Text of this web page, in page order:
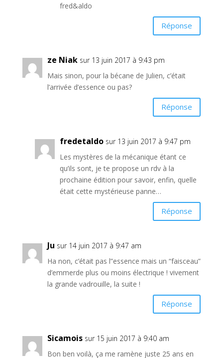
fred&aldo
Réponse
ze Niak sur 13 juin 2017 à 9:43 pm
Mais sinon, pour la bécane de Julien, c’était
l’arrivée d’essence ou pas?
Réponse
fredetaldo sur 13 juin 2017 à 9:47 pm
Les mystères de la mécanique étant ce
qu’ils sont, je te propose un rdv à la
prochaine édition pour savoir, enfin, quelle
était cette mystérieuse panne…
Réponse
Ju sur 14 juin 2017 à 9:47 am
Ha non, c’était pas l”essence mais un “faisceau”
d’emmerde plus ou moins électrique ! vivement
la grande vadrouille, la suite !
Réponse
Sicamois sur 15 juin 2017 à 9:40 am
Bon ben voilà, ça me ramène juste 25 ans en